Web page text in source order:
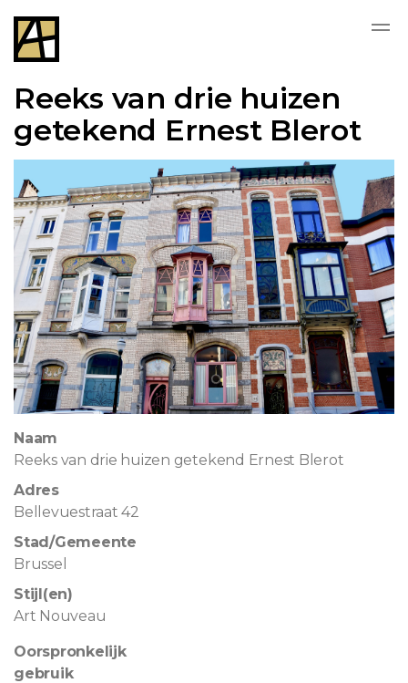
Reeks van drie huizen
getekend Ernest Blerot
Naam
Reeks van drie huizen getekend Ernest Blerot
Adres
Bellevuestraat 42
Stad/Gemeente
Brussel
Stijl(en)
Art Nouveau
Oorspronkelijk
gebruik